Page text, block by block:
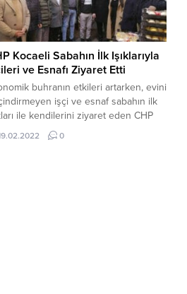
Kocaeli Sabahın İlk Işıklarıyla
ve Esnafı Ziyaret Etti
buhranın etkileri artarken, evini
işçi ve esnaf sabahın ilk
ile kendilerini ziyaret eden CHP
yaşadıkları zorlu süreci anlattı.
Halk Partisi (CHP) Kocaeli İl
0